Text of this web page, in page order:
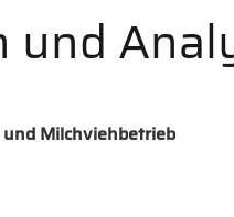
und
Milchviehbetrieb